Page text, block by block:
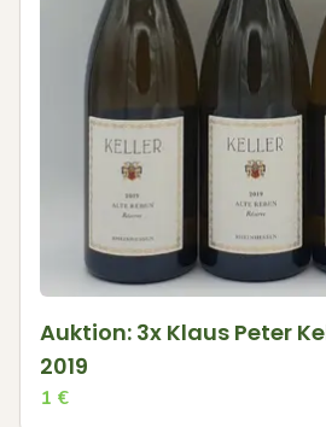
Auktion: 3x Klaus Peter
2019
1 €